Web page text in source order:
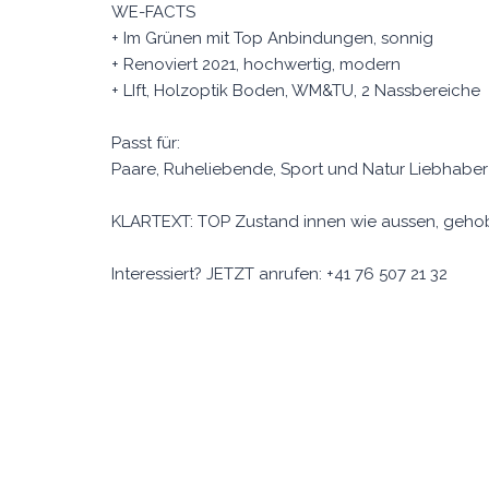
WE-FACTS
+ Im Grünen mit Top Anbindungen, sonnig
+ Renoviert 2021, hochwertig, modern
+ LIft, Holzoptik Boden, WM&TU, 2 Nassbereiche
Passt für:
Paare, Ruheliebende, Sport und Natur Liebhaber
KLARTEXT: TOP Zustand innen wie aussen,
Interessiert? JETZT anrufen: +41 76 507 21 32